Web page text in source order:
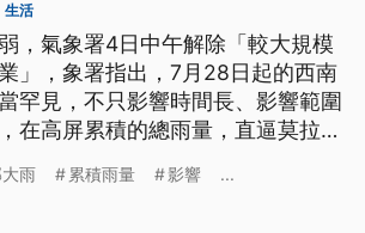
生活
，氣象署4日中午解除「較大規模
」，象署指出，7月28日起的西南
罕見，不只影響時間長、影響範圍
在高屏累積的總雨量，直逼莫拉克
雨 累積雨量 影響 ...